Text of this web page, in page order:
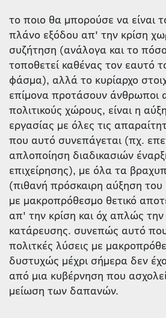
το ποιο θα μπορούσε να είναι
πλάνο εξόδου απ' την κρίση
συζήτηση (ανάλογα και το
τοποθετεί καθένας τον εαυτό
φάσμα), αλλά το κυρίαρχο
επίμονα προτάσουν άνθρωποι
πολιτικούς χώρους, είναι η
εργασίας με όλες τις
που αυτό συνεπάγεται (πχ.
απλοποίηση διαδικασιών
επιχείρησης), με όλα τα
(πιθανή πρόσκαιρη αύξηση
με μακροπρόθεσμο θετικό
απ' την κρίση και όχ απλώς
κατάρευσης. συνεπώς αυτό που
πολιτκές λύσεις με
δυστυχώς μέχρι σήμερα δεν
από μια κυβέρνηση που
μείωση των δαπανών.